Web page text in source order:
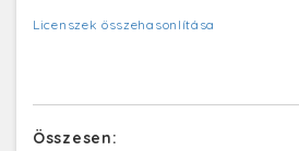
Licenszek összehasonlítása
Összesen: